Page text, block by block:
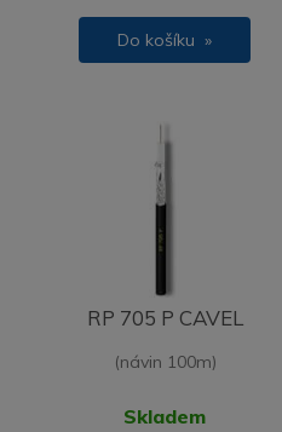
Do košíku »
RP 705 P CAVEL
(návin 100m)
Skladem